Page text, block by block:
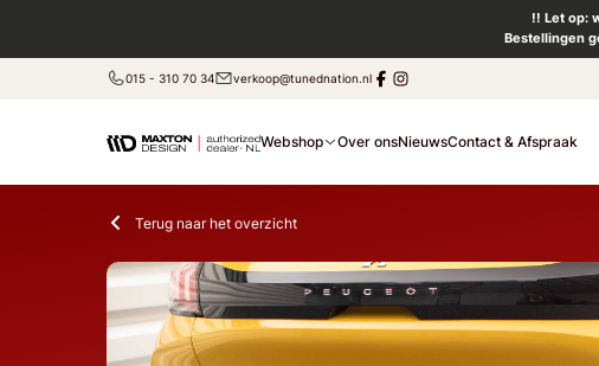
!! Let op:
Bestellingen
015 - 310 70 34 verkoop@tunednation.nl
Webshop Over onsNieuwsContact & Afspraak
Terug naar het overzicht